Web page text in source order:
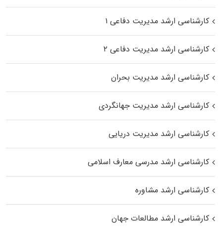
کارشناسی ارشد مدیریت دفاعی ۱
کارشناسی ارشد مدیریت دفاعی ۲
کارشناسی ارشد مدیریت بحران
کارشناسی ارشد مدیریت جهانگردی
کارشناسی ارشد مدیریت دریایی
کارشناسی ارشد مدرسی معارف اسلامی
کارشناسی ارشد مشاوره
کارشناسی ارشد مطالعات جهان